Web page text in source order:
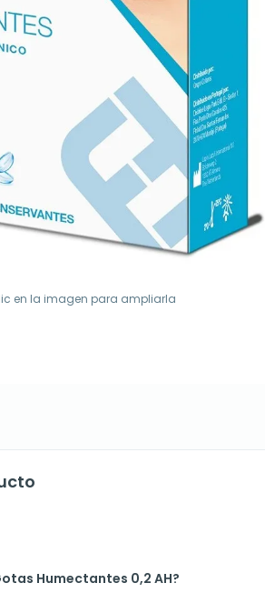
en la imagen para ampliarla
Humectantes 0,2 AH?